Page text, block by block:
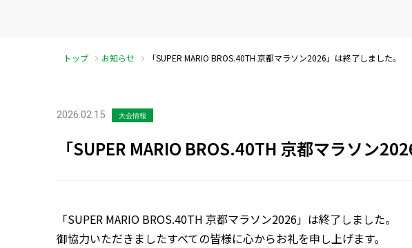
トップ お知らせ 「SUPER MARIO BROS.40TH 京都マラソン2026」は終了しました。
2026.02.15 大会情報
「SUPER MARIO BROS.40TH 京都マラソン
「SUPER MARIO BROS.40TH 京都マラソン2026」は終了しました。
御協力いただきましたすべての皆様に心からお礼を申し上げます。